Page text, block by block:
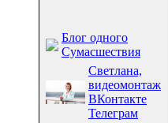
Блог одного
Сумасшествия
Светлана,
видеомонтаж
ВКонтакте
Телеграм